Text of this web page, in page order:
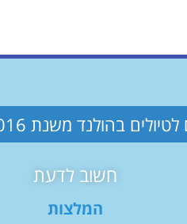
בהולנד משנת 2016
חשוב לדעת
המלצות